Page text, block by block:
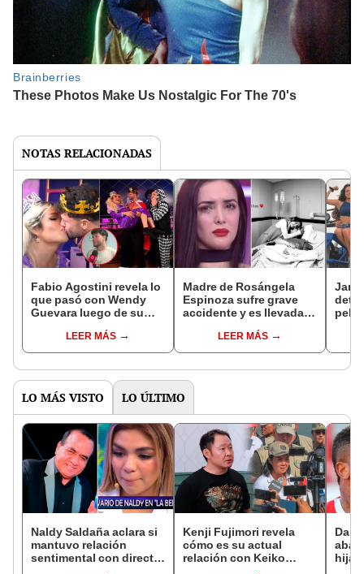
NOTAS RELACIONADAS
Fabio Agostini revela lo
que pasó con Wendy
Guevara luego de su
Nicola Porcella:
"Salimos"
LEER MÁS
Madre de Rosángela
Espinoza sufre grave
accidente y es llevada
influencer se pronunció
LEER MÁS
fue
LO MÁS VISTO LO ÚLTIMO
Naldy Saldaña aclara si
mantuvo relación
sentimental con director
Kenji Fujimori revela
cómo es su actual
relación con Keiko
hija